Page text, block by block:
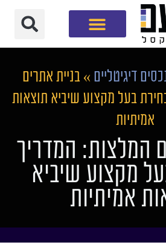
דיגיטליים »בניית אתרים
בעל מקצוע שיביא תוצאות
אמיתיות
המלצות: המדריך
מקצוע שיביא
אמיתיות